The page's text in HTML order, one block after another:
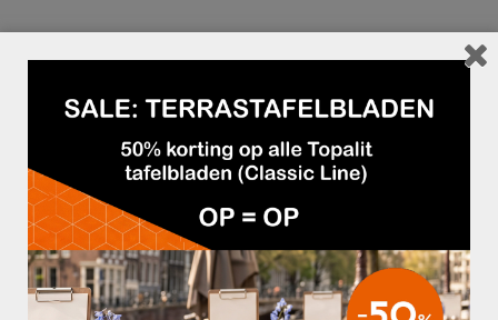
STAMTAFEL BALPOOT OVAAL €995,00 BOOM STAMTAFEL €2.995,00